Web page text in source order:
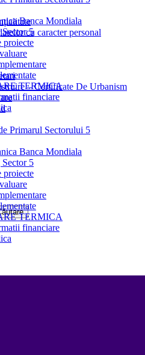
Banca Mondiala
5
proiecte
TERMICA
financiare
cu caracter personal
– Certificate De Urbanism
Primarul Sectorului 5
Banca Mondiala
5
proiecte
TERMICA
financiare